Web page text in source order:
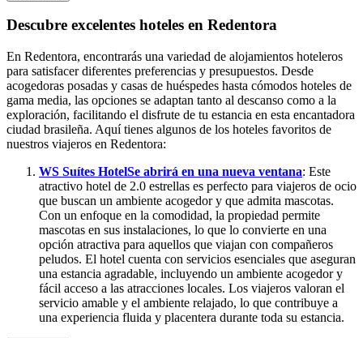
Descubre excelentes hoteles en Redentora
En Redentora, encontrarás una variedad de alojamientos hoteleros
para satisfacer diferentes preferencias y presupuestos. Desde
acogedoras posadas y casas de huéspedes hasta cómodos hoteles de
gama media, las opciones se adaptan tanto al descanso como a la
exploración, facilitando el disfrute de tu estancia en esta encantadora
ciudad brasileña. Aquí tienes algunos de los hoteles favoritos de
nuestros viajeros en Redentora:
WS Suítes HotelSe abrirá en una nueva ventana: Este
atractivo hotel de 2.0 estrellas es perfecto para viajeros de ocio
que buscan un ambiente acogedor y que admita mascotas.
Con un enfoque en la comodidad, la propiedad permite
mascotas en sus instalaciones, lo que lo convierte en una
opción atractiva para aquellos que viajan con compañeros
peludos. El hotel cuenta con servicios esenciales que aseguran
una estancia agradable, incluyendo un ambiente acogedor y
fácil acceso a las atracciones locales. Los viajeros valoran el
servicio amable y el ambiente relajado, lo que contribuye a
una experiencia fluida y placentera durante toda su estancia.